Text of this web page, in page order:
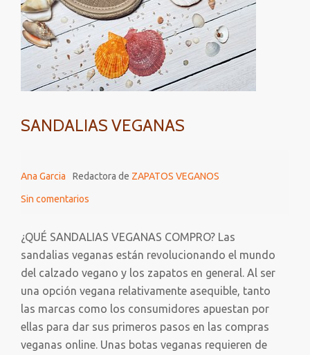
SANDALIAS VEGANAS
Ana Garcia Redactora de ZAPATOS VEGANOS
Sin comentarios
¿QUÉ SANDALIAS VEGANAS COMPRO? Las
sandalias veganas están revolucionando el mundo
del calzado vegano y los zapatos en general. Al ser
una opción vegana relativamente asequible, tanto
las marcas como los consumidores apuestan por
ellas para dar sus primeros pasos en las compras
veganas online. Unas botas veganas requieren de